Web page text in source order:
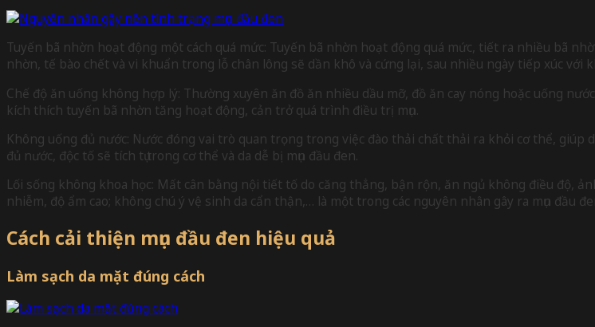
Tuyến bã nhờn hoạt động một cách quá mức: Tuyến bã nhờn hoạt động quá mức, tiết ra nhiều bã
nhờn, tế bào chết và vi khuẩn trong lỗ chân lông sẽ dần khô và cứng lại, sau nhiều ngày tiếp xúc với
Chế độ ăn uống không hợp lý: Thường xuyên ăn đồ ăn nhiều dầu mỡ, đồ ăn cay nóng hoặc uống
kích thích tuyến bã nhờn tăng hoạt động, cản trở quá trình điều trị mụn.
Không uống đủ nước: Nước đóng vai trò quan trọng trong việc đào thải chất thải ra khỏi cơ thể,
đủ nước, độc tố sẽ tích tụ trong cơ thể và da dễ bị mụn đầu đen.
Lối sống không khoa học: Mất cân bằng nội tiết tố do căng thẳng, bận rộn, ăn ngủ không điều độ,
nhiễm, độ ẩm cao; không chú ý vệ sinh da cẩn thận,… là một trong các nguyên nhân gây ra mụn đầu
Cách cải thiện mụn đầu đen hiệu quả
Làm sạch da mặt đúng cách